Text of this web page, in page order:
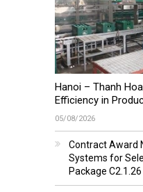
Hanoi – Thanh
Efficiency in
05/08/2026
Contract Award
Systems for
Package C2.1.26